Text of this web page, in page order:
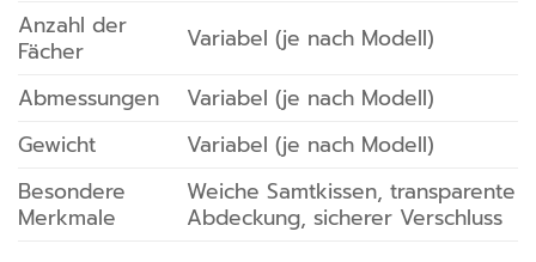
Anzahl der
Fächer
Variabel (je nach Modell)
Abmessungen
Variabel (je nach Modell)
Gewicht
Variabel (je nach Modell)
Besondere
Merkmale
Weiche Samtkissen, transparente
Abdeckung, sicherer Verschluss